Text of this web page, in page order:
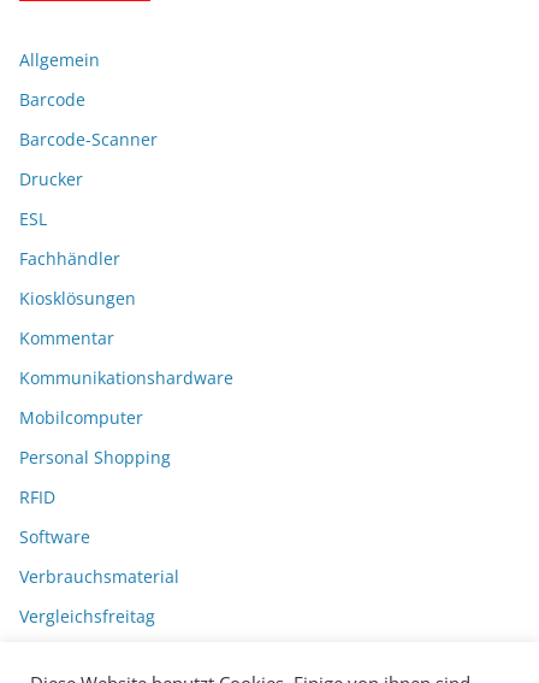
Allgemein
Barcode
Barcode-Scanner
Drucker
ESL
Fachhändler
Kiosklösungen
Kommentar
Kommunikationshardware
Mobilcomputer
Personal Shopping
RFID
Software
Verbrauchsmaterial
Vergleichsfreitag